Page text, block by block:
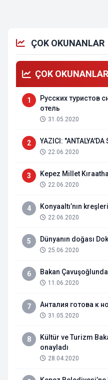
ÇOK OKUNANLAR
ÇOK OKUNANLAR
1
Русских туристов
отель
31.05.2020
2 YAZICI:
22.06.2020
3 Kepez Millet
22.06.2020
4 Konyaaltı’nın
22.06.2020
5 Dünyanın doğası
25.06.2020
6 Bakan
11.06.2020
7 Анталия готова к
31.05.2020
8
Kültür ve Turizm
onayladı
28.04.2020